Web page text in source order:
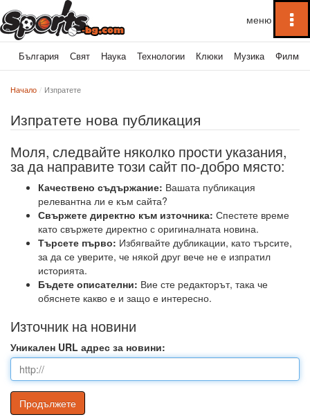
България Свят Наука Технологии Клюки Музика Филми
Начало Изпратете
Изпратете нова публикация
Моля, следвайте няколко прости указания,
за да направите този сайт по-добро място:
Качествено съдържание: Вашата публикация
релевантна ли е към сайта?
Свържете директно към източника: Спестете време
като свържете директно с оригиналната новина.
Търсете първо: Избягвайте дубликации, като търсите,
за да се уверите, че някой друг вече не е изпратил
историята.
Бъдете описателни: Вие сте редакторът, така че
обяснете какво е и защо е интересно.
Източник на новини
Уникален URL адрес за новини: